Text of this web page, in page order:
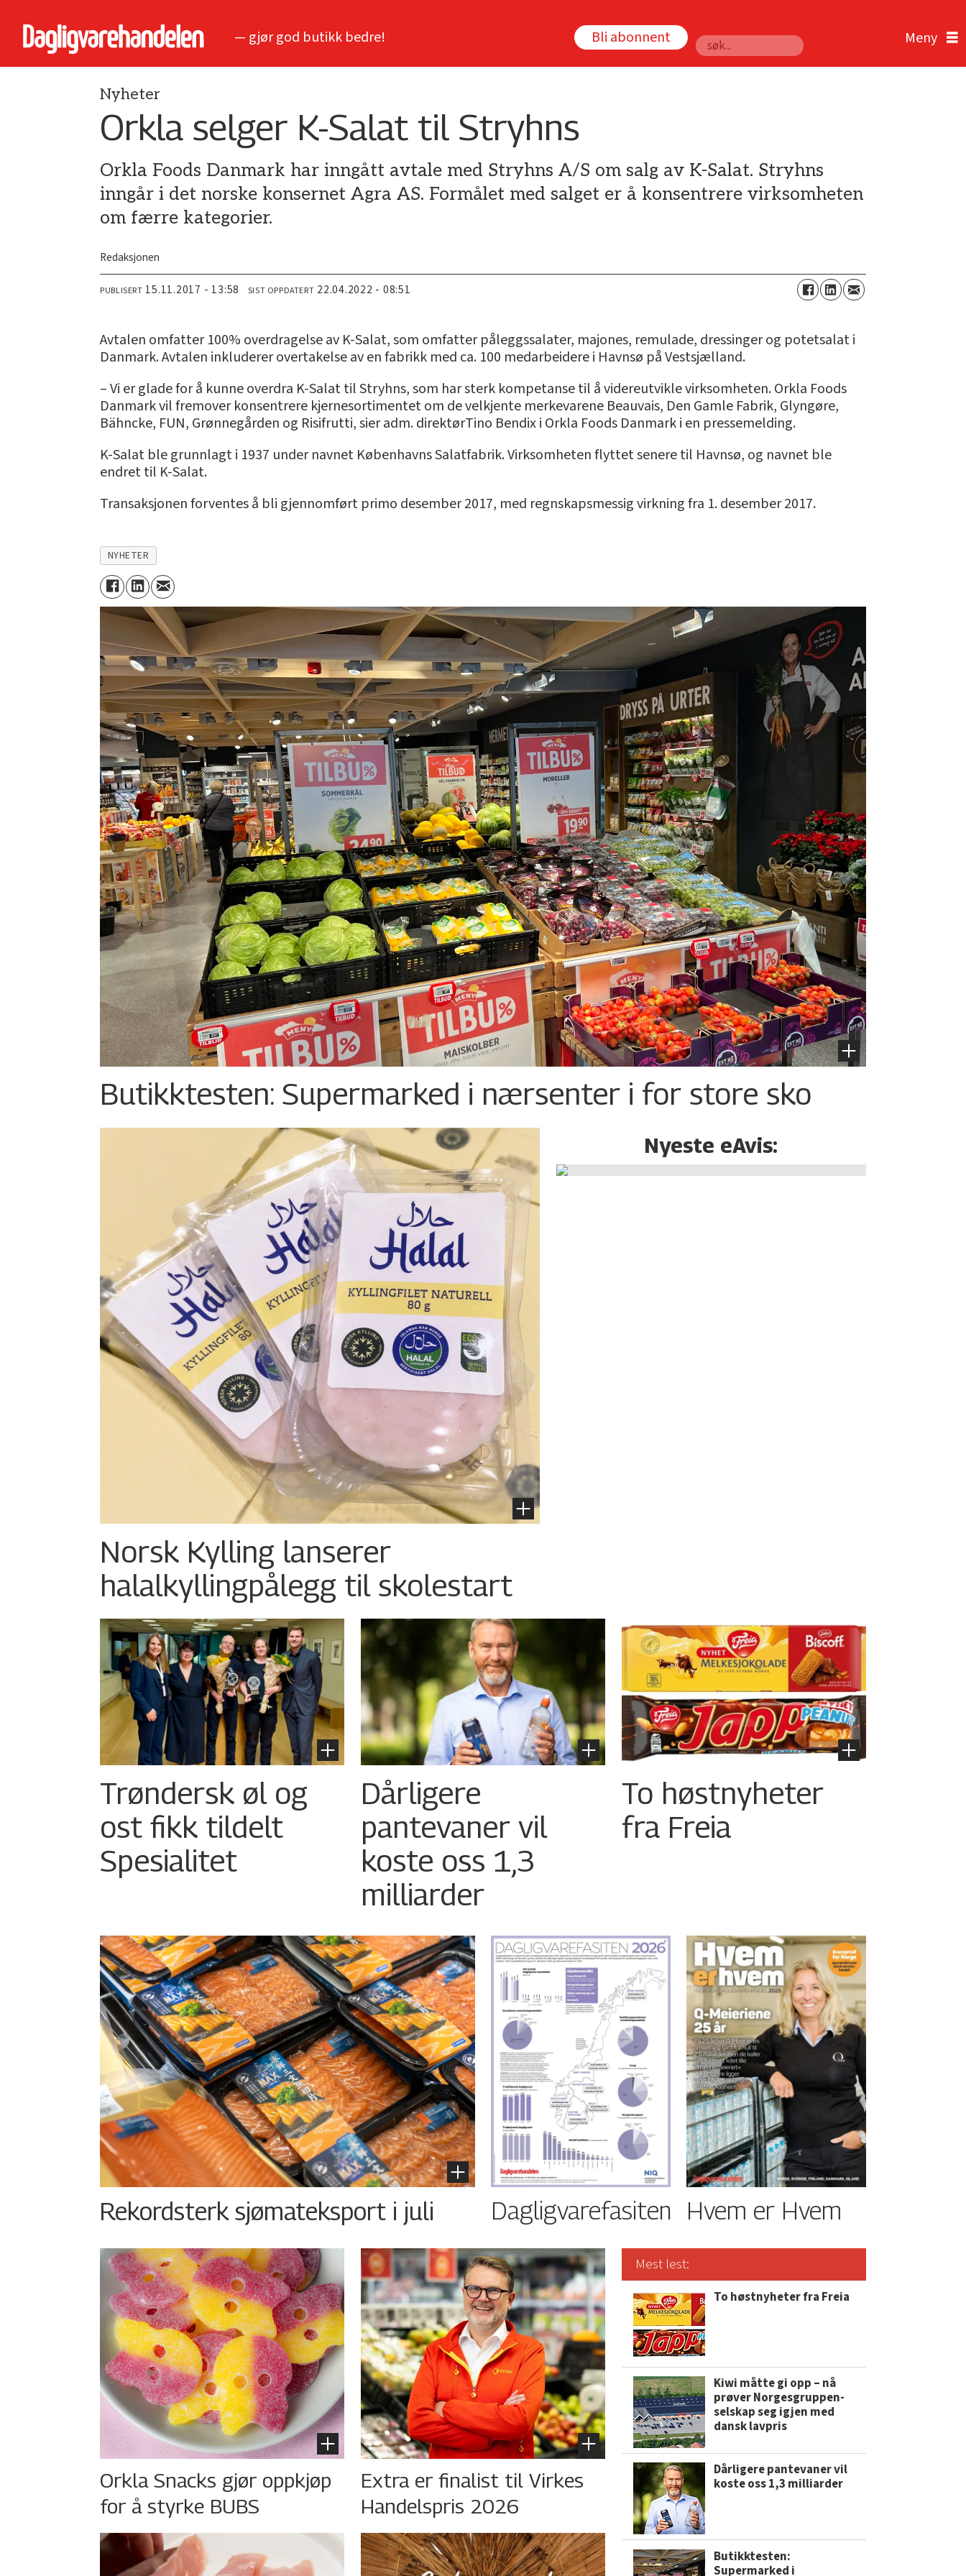
— gjør god butikk bedre! Bli abonnent
Søk
Nyheter
Orkla selger K-Salat til Stryhns
Orkla Foods Danmark har inngått avtale med Stryhns A/S om salg av K-Salat. Stryhns
inngår i det norske konsernet Agra AS. Formålet med salget er å konsentrere virksomheten
om færre kategorier.
Redaksjonen
PUBLISERT 15.11.2017 - 13:58 SIST OPPDATERT 22.04.2022 - 08:51
Avtalen omfatter 100% overdragelse av K-Salat, som omfatter påleggssalater, majones, remulade, dressinger og potetsalat i
Danmark. Avtalen inkluderer overtakelse av en fabrikk med ca. 100 medarbeidere i Havnsø på Vestsjælland.
– Vi er glade for å kunne overdra K-Salat til Stryhns, som har sterk kompetanse til å videreutvikle virksomheten. Orkla Foods
Danmark vil fremover konsentrere kjernesortimentet om de velkjente merkevarene Beauvais, Den Gamle Fabrik, Glyngøre,
Bähncke, FUN, Grønnegården og Risifrutti, sier adm. direktørTino Bendix i Orkla Foods Danmark i en pressemelding.
K-Salat ble grunnlagt i 1937 under navnet Københavns Salatfabrik. Virksomheten flyttet senere til Havnsø, og navnet ble
endret til K-Salat.
Transaksjonen forventes å bli gjennomført primo desember 2017, med regnskapsmessig virkning fra 1. desember 2017.
NYHETER
Butikktesten: Supermarked i nærsenter i for store sko
Norsk Kylling lanserer
halalkylling­pålegg til skolestart
Nyeste eAvis:
Trøndersk øl og
ost fikk tildelt
Spesialitet
Dårligere
pantevaner vil
koste oss 1,3
milliarder
To høstnyheter
fra Freia
Rekordsterk sjømateksport i juli Dagligvarefasiten Hvem er Hvem
Orkla Snacks gjør oppkjøp
for å styrke BUBS
Extra er finalist til Virkes
Handelspris 2026
Mest lest:
To høstnyheter fra Freia
Kiwi måtte gi opp – nå
prøver Norgesgruppen-
selskap seg igjen med
dansk lavpris
Dårligere pantevaner vil
koste oss 1,3 milliarder
Butikktesten:
Supermarked i